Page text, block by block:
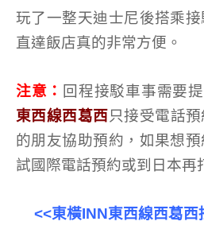
玩了一整天迪士尼後搭乘接
直達飯店真的非常方便。
注意： 回程接駁車事需要
東西線西葛西只接受電話
的朋友協助預約，如果想
試國際電話預約或到日本再
<<東橫INN東西線西葛西